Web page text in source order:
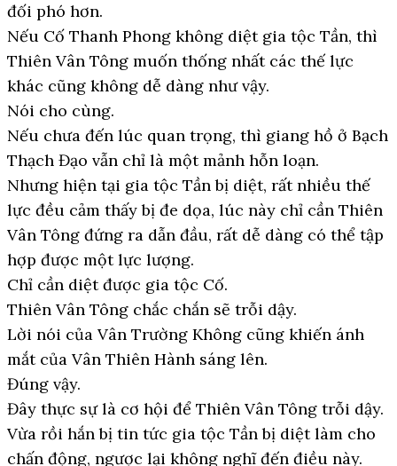
đối phó hơn.
Nếu Cố Thanh Phong không diệt gia tộc Tần, thì
Thiên Vân Tông muốn thống nhất các thế lực
khác cũng không dễ dàng như vậy.
Nói cho cùng.
Nếu chưa đến lúc quan trọng, thì giang hồ ở Bạch
Thạch Đạo vẫn chỉ là một mảnh hỗn loạn.
Nhưng hiện tại gia tộc Tần bị diệt, rất nhiều thế
lực đều cảm thấy bị đe dọa, lúc này chỉ cần Thiên
Vân Tông đứng ra dẫn đầu, rất dễ dàng có thể tập
hợp được một lực lượng.
Chỉ cần diệt được gia tộc Cố.
Thiên Vân Tông chắc chắn sẽ trỗi dậy.
Lời nói của Vân Trường Không cũng khiến ánh
mắt của Vân Thiên Hành sáng lên.
Đúng vậy.
Đây thực sự là cơ hội để Thiên Vân Tông trỗi dậy.
Vừa rồi hắn bị tin tức gia tộc Tần bị diệt làm cho
chấn động, ngược lại không nghĩ đến điều này.